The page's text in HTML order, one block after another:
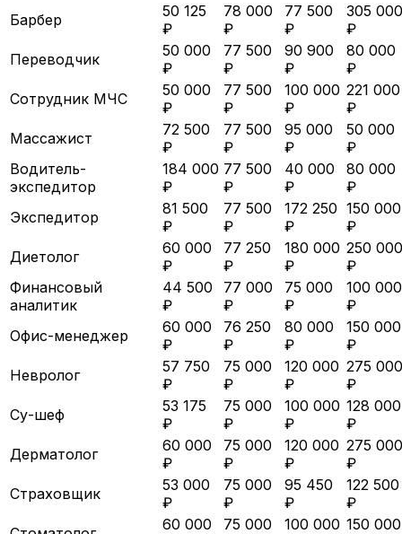
Барбер
50 125
₽
78 000
₽
77 500
₽
305 000
₽
Переводчик
50 000
₽
77 500
₽
90 900
₽
80 000
₽
Сотрудник МЧС
50 000
₽
77 500
₽
100 000
₽
221 000
₽
Массажист
72 500
₽
77 500
₽
95 000
₽
50 000
₽
Водитель-
экспедитор
184 000
₽
77 500
₽
40 000
₽
80 000
₽
Экспедитор
81 500
₽
77 500
₽
172 250
₽
150 000
₽
Диетолог
60 000
₽
77 250
₽
180 000
₽
250 000
₽
Финансовый
аналитик
44 500
₽
77 000
₽
75 000
₽
100 000
₽
Офис-менеджер
60 000
₽
76 250
₽
80 000
₽
150 000
₽
Невролог
57 750
₽
75 000
₽
120 000
₽
275 000
₽
Су-шеф
53 175
₽
75 000
₽
100 000
₽
128 000
₽
Дерматолог
60 000
₽
75 000
₽
120 000
₽
275 000
₽
Страховщик
53 000
₽
75 000
₽
95 450
₽
122 500
₽
60 000
75 000
100 000 150 000